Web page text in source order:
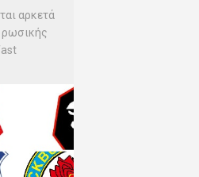
αρκετά
ρωσικής